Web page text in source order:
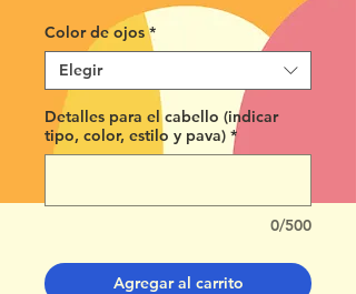
Color de ojos *
Elegir
Detalles para el cabello (indicar
tipo, color, estilo y pava) *
0/500
Agregar al carrito